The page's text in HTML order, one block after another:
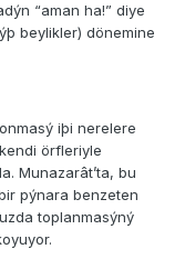
“aman ha!” diye
beylikler) dönemine
iþi nerelere
örfleriyle
Munazarât’ta, bu
pýnara benzeten
toplanmasýný